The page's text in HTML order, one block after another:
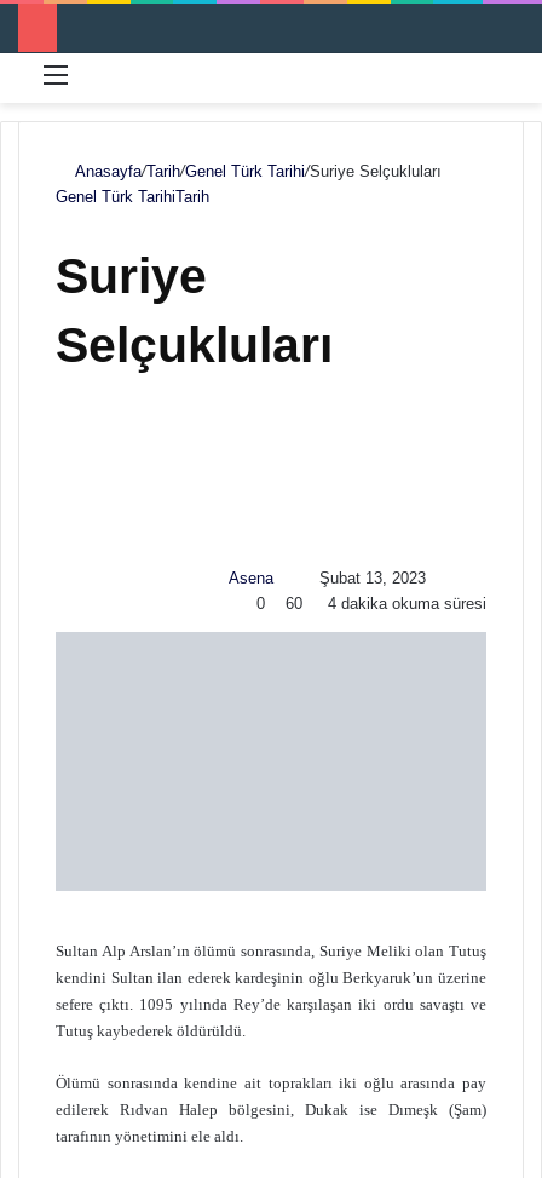
Anasayfa/Tarih/Genel Türk Tarihi/Suriye Selçukluları
Genel Türk TarihiTarih
Suriye
Selçukluları
Asena
n
X
o
t
Şubat 13, 2023
0
60 4 dakika okuma süresi
Sultan Alp Arslan’ın ölümü sonrasında, Suriye Meliki olan Tutuş
kendini Sultan ilan ederek kardeşinin oğlu Berkyaruk’un üzerine
sefere çıktı. 1095 yılında Rey’de karşılaşan iki ordu savaştı ve
Tutuş kaybederek öldürüldü.
Ölümü sonrasında kendine ait toprakları iki oğlu arasında pay
edilerek Rıdvan Halep bölgesini, Dukak ise Dımeşk (Şam)
tarafının yönetimini ele aldı.